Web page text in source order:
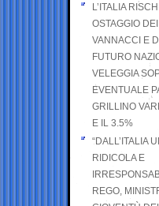
L’ITALIA
OSTAGGIO
VANNACCI E
FUTURO
VELEGGIA
EVENTUALE
GRILLINO
E IL 3.5%
“DALL’ITALIA
RIDICOLA E
REGO,